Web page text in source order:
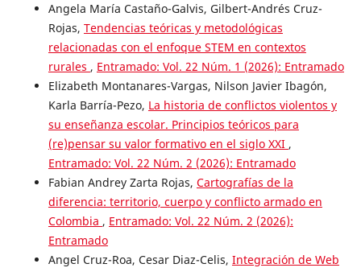
Angela María Castaño-Galvis, Gilbert-Andrés Cruz-
Rojas, Tendencias teóricas y metodológicas
relacionadas con el enfoque STEM en contextos
rurales , Entramado: Vol. 22 Núm. 1 (2026): Entramado
Elizabeth Montanares-Vargas, Nilson Javier Ibagón,
Karla Barría-Pezo, La historia de conflictos violentos y
su enseñanza escolar. Principios teóricos para
(re)pensar su valor formativo en el siglo XXI ,
Entramado: Vol. 22 Núm. 2 (2026): Entramado
Fabian Andrey Zarta Rojas, Cartografías de la
diferencia: territorio, cuerpo y conflicto armado en
Colombia , Entramado: Vol. 22 Núm. 2 (2026):
Entramado
Angel Cruz-Roa, Cesar Diaz-Celis, Integración de Web